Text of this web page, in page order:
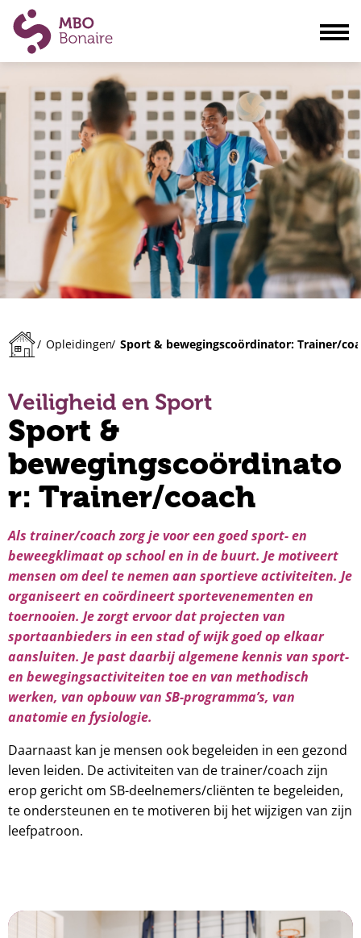
Opleidingen
Scholieren
Volwassenen
Bedrijven
Ouders
Blogs & actualiteiten
Praktisch
Organisatie
/ Opleidingen/ Sport & bewegingscoördinator: Trainer/
Veiligheid en Sport
Sport &
bewegingscoördinato
r: Trainer/coach
Als trainer/coach zorg je voor een goed sport- en
beweegklimaat op school en in de buurt. Je motiveert
mensen om deel te nemen aan sportieve activiteiten. Je
organiseert en coördineert sportevenementen en
toernooien. Je zorgt ervoor dat projecten van
sportaanbieders in een stad of wijk goed op elkaar
aansluiten. Je past daarbij algemene kennis van sport-
en bewegingsactiviteiten toe en van methodisch
werken, van opbouw van SB-programma’s, van
anatomie en fysiologie.
Daarnaast kan je mensen ook begeleiden in een gezond
leven leiden. De activiteiten van de trainer/coach zijn
erop gericht om SB-deelnemers/cliënten te begeleiden,
te ondersteunen en te motiveren bij het wijzigen van zijn
leefpatroon.